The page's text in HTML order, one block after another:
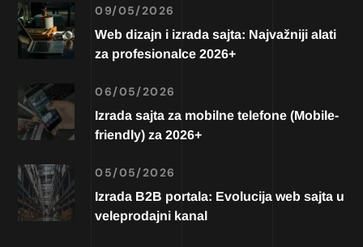
09/05/2026
Web dizajn i izrada sajta: Najvažniji alati
za profesionalce 2026+
06/05/2026
Izrada sajta za mobilne telefone (Mobile-
friendly) za 2026+
05/05/2026
Izrada B2B portala: Evolucija web sajta u
veleprodajni kanal